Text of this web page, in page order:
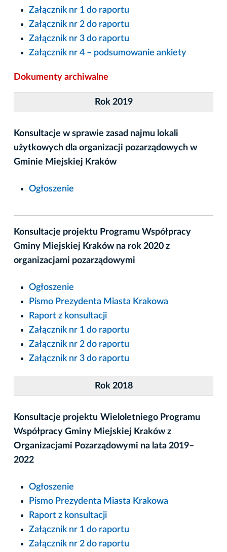
Załącznik nr 1 do raportu
Załącznik nr 2 do raportu
Załącznik nr 3 do raportu
Załącznik nr 4 – podsumowanie ankiety
Dokumenty archiwalne
Rok 2019
Konsultacje w sprawie zasad najmu lokali
użytkowych dla organizacji pozarządowych w
Gminie Miejskiej Kraków
Ogłoszenie
Konsultacje projektu Programu Współpracy
Gminy Miejskiej Kraków na rok 2020 z
organizacjami pozarządowymi
Ogłoszenie
Pismo Prezydenta Miasta Krakowa
Raport z konsultacji
Załącznik nr 1 do raportu
Załącznik nr 2 do raportu
Załącznik nr 3 do raportu
Rok 2018
Konsultacje projektu Wieloletniego Programu
Współpracy Gminy Miejskiej Kraków z
Organizacjami Pozarządowymi na lata 2019–
2022
Ogłoszenie
Pismo Prezydenta Miasta Krakowa
Raport z konsultacji
Załącznik nr 1 do raportu
Załącznik nr 2 do raportu